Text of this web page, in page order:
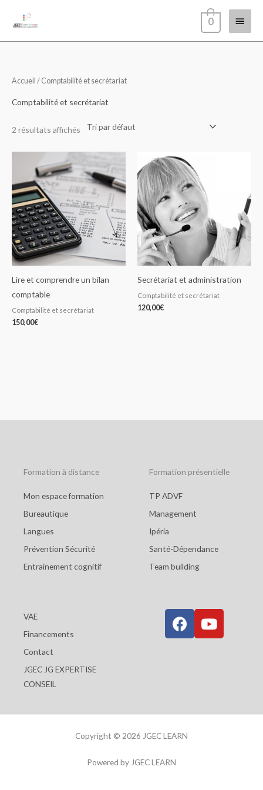
Menu
0
Accueil / Comptabilité et secrétariat
Comptabilité et secrétariat
2 résultats affichés
Lire et comprendre un bilan
comptable
Comptabilité et secrétariat
150,00€
Secrétariat et administration
Comptabilité et secrétariat
120,00€
Formation à distance
Mon espace formation
Bureautique
Langues
Prévention Sécurité
Entrainement cognitif
Formation présentielle
TP ADVF
Management
Ipéria
Santé-Dépendance
Team building
VAE
Financements
Contact
JGEC JG EXPERTISE
CONSEIL
F
a
k
Y
o
Copyright © 2026 JGEC LEARN
Powered by JGEC LEARN